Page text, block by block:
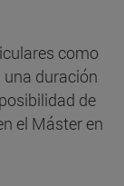
como
una duración
de
el Máster en